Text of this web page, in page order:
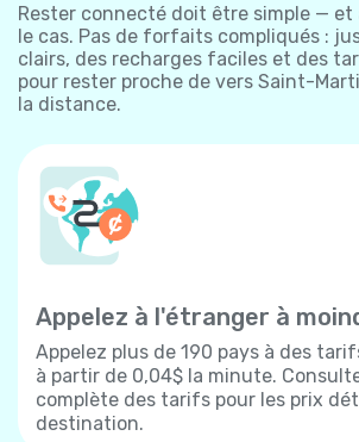
Rester connecté doit être simple — et
le cas. Pas de forfaits compliqués :
clairs, des recharges faciles et des
pour rester proche de vers Saint-
la distance.
Appelez à l'étranger à
Appelez plus de 190 pays à des
à partir de 0,04$ la minute.
complète des tarifs pour les prix
destination.